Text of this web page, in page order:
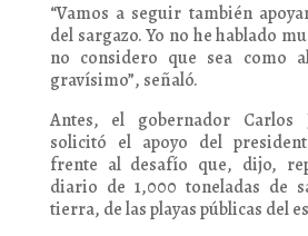
“Vamos a seguir también
del sargazo. Yo no he hablado
no considero que sea como
gravísimo”, señaló.
Antes, el gobernador Carlos
solicitó el apoyo del
frente al desafío que, dijo,
diario de 1,000 toneladas de
tierra, de las playas públicas del